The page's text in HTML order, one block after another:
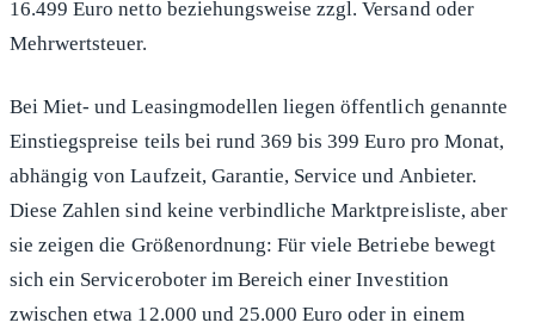
16.499 Euro netto beziehungsweise zzgl. Versand oder
Mehrwertsteuer.
Bei Miet- und Leasingmodellen liegen öffentlich genannte
Einstiegspreise teils bei rund 369 bis 399 Euro pro Monat,
abhängig von Laufzeit, Garantie, Service und Anbieter.
Diese Zahlen sind keine verbindliche Marktpreisliste, aber
sie zeigen die Größenordnung: Für viele Betriebe bewegt
sich ein Serviceroboter im Bereich einer Investition
zwischen etwa 12.000 und 25.000 Euro oder in einem